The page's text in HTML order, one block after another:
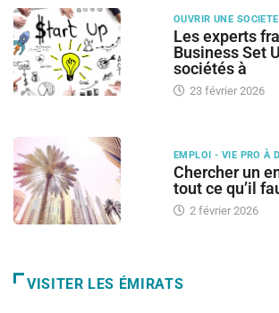
OUVRIR UNE
Les experts
Business Set
sociétés à
23 février 2026
EMPLOI - VIE PRO À
Chercher un
tout ce qu’il
2 février 2026
VISITER LES ÉMIRATS